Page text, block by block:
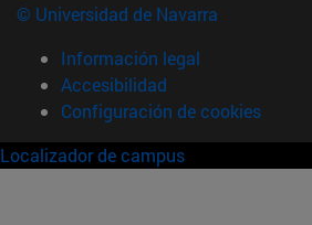
© Universidad de Navarra
Información legal
Accesibilidad
Configuración de cookies
Localizador de campus